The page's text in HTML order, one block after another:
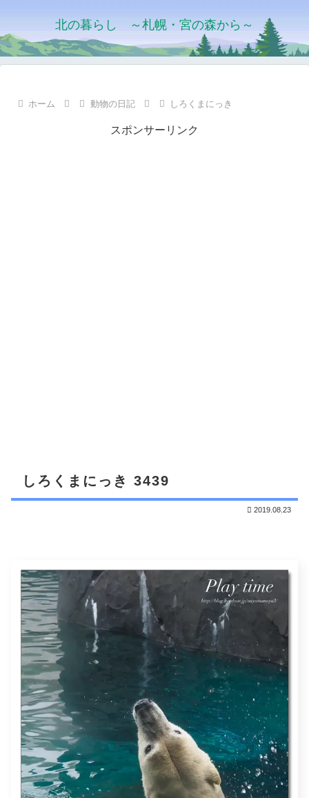
北の暮らし ～札幌・宮の森から～
ホーム 動物の日記 しろくまにっき
スポンサーリンク
しろくまにっき 3439
2019.08.23